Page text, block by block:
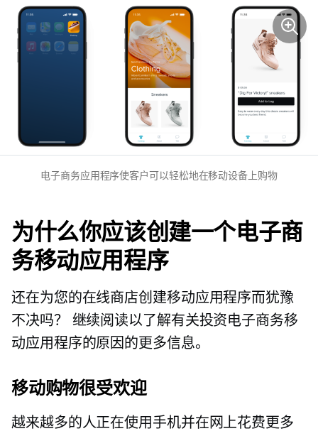
电子商务应用程序使客户可以轻松地在移动设备上购物
为什么你应该创建一个电子商
务移动应用程序
还在为您的在线商店创建移动应用程序而犹豫
不决吗？ 继续阅读以了解有关投资电子商务移
动应用程序的原因的更多信息。
移动购物很受欢迎
越来越多的人正在使用手机并在网上花费更多